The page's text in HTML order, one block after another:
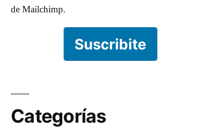
de Mailchimp.
Suscribite
Categorías